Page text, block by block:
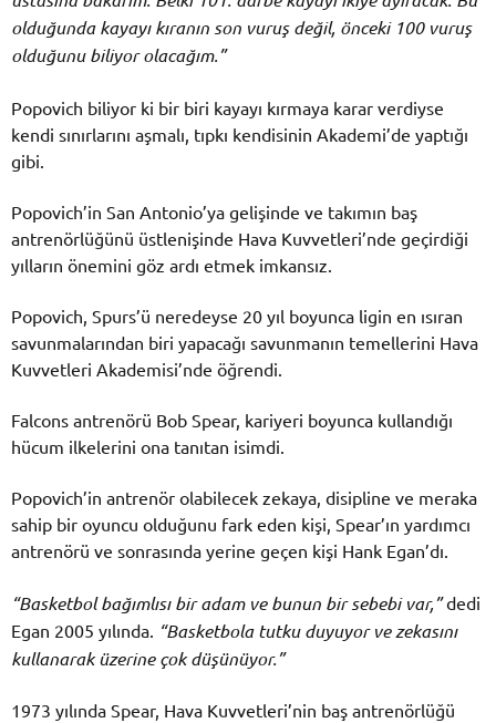
olduğunda kayayı kıranın son vuruş değil, önceki 100 vuruş
olduğunu biliyor olacağım.”
Popovich biliyor ki bir biri kayayı kırmaya karar verdiyse
kendi sınırlarını aşmalı, tıpkı kendisinin Akademi’de yaptığı
gibi.
Popovich’in San Antonio’ya gelişinde ve takımın baş
antrenörlüğünü üstlenişinde Hava Kuvvetleri’nde geçirdiği
yılların önemini göz ardı etmek imkansız.
Popovich, Spurs’ü neredeyse 20 yıl boyunca ligin en ısıran
savunmalarından biri yapacağı savunmanın temellerini Hava
Kuvvetleri Akademisi’nde öğrendi.
Falcons antrenörü Bob Spear, kariyeri boyunca kullandığı
hücum ilkelerini ona tanıtan isimdi.
Popovich’in antrenör olabilecek zekaya, disipline ve meraka
sahip bir oyuncu olduğunu fark eden kişi, Spear’ın yardımcı
antrenörü ve sonrasında yerine geçen kişi Hank Egan’dı.
“Basketbol bağımlısı bir adam ve bunun bir sebebi var,”dedi
Egan 2005 yılında. “Basketbola tutku duyuyor ve zekasını
kullanarak üzerine çok düşünüyor.”
1973 yılında Spear, Hava Kuvvetleri’nin baş antrenörlüğü